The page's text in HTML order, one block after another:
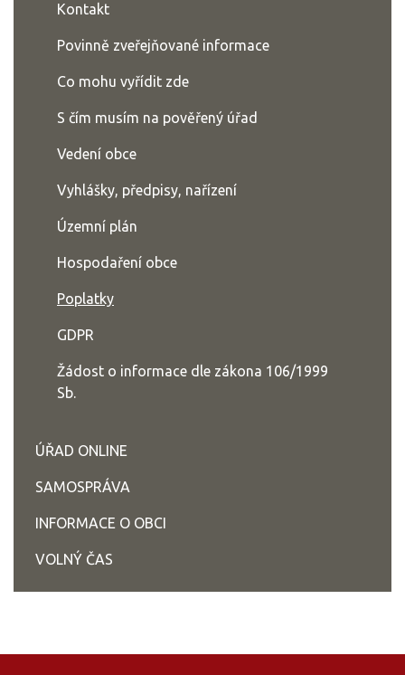
Kontakt
Povinně zveřejňované informace
Co mohu vyřídit zde
S čím musím na pověřený úřad
Vedení obce
Vyhlášky, předpisy, nařízení
Územní plán
Hospodaření obce
Poplatky
GDPR
Žádost o informace dle zákona 106/1999
Sb.
ÚŘAD ONLINE
SAMOSPRÁVA
INFORMACE O OBCI
VOLNÝ ČAS